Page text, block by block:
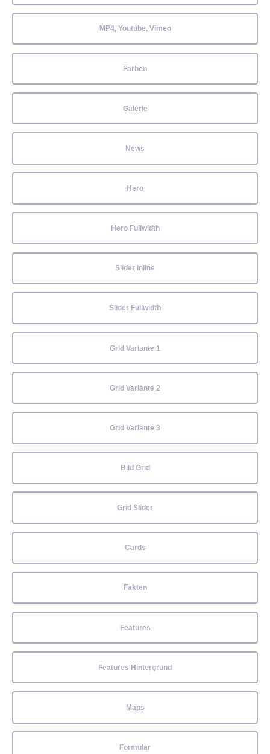
MP4, Youtube, Vimeo
Farben
Galerie
News
Hero
Hero Fullwidth
Slider Inline
Slider Fullwidth
Grid Variante 1
Grid Variante 2
Grid Variante 3
Bild Grid
Grid Slider
Cards
Fakten
Features
Features Hintergrund
Maps
Formular